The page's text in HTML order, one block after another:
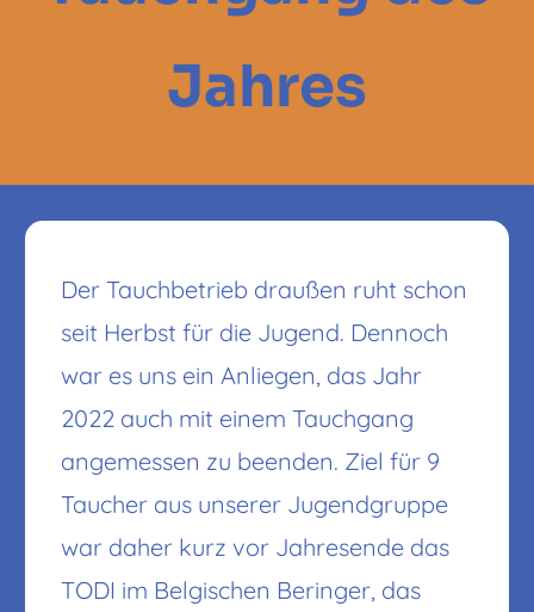
Jahres
Der Tauchbetrieb draußen ruht schon
seit Herbst für die Jugend. Dennoch
war es uns ein Anliegen, das Jahr
2022 auch mit einem Tauchgang
angemessen zu beenden. Ziel für 9
Taucher aus unserer Jugendgruppe
war daher kurz vor Jahresende das
TODI im Belgischen Beringer, das